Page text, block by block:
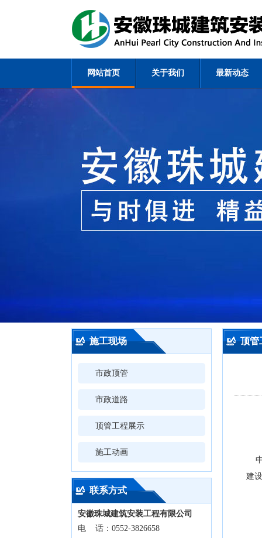
网站首页 关于我们 最新动态
施工现场
市政顶管
市政道路
顶管工程展示
施工动画
联系方式
安徽珠城建筑安装工程有限公司
电 话：0552-3826658
顶管
中
建